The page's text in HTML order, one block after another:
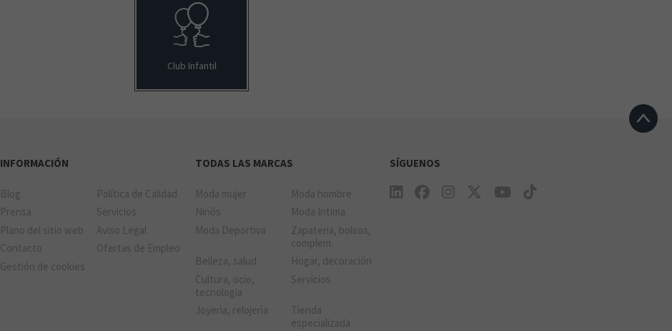
Club Infantil
INFORMACIÓN
Blog
Política de Calidad
Prensa
Servicios
Plano del sitio web
Aviso Legal
Contacto
Ofertas de Empleo
Gestión de cookies
TODAS LAS MARCAS
Moda mujer
Moda hombre
Ninõs
Moda Intima
Moda Deportiva
Zapateria, bolsos,
complem.
Belleza, salud
Hogar, decoraciõn
Cultura, ocio,
tecnologia
Servicios
Joyerìa, relojerìa
Tienda
especializada
SÍGUENOS